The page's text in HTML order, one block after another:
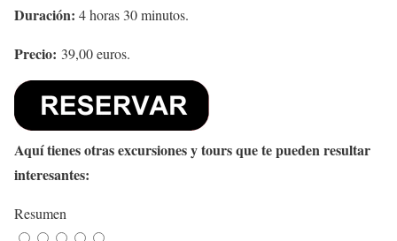
Duración: 4 horas 30 minutos.
Precio: 39,00 euros.
Aquí tienes otras excursiones y tours que te pueden resultar
interesantes:
Resumen